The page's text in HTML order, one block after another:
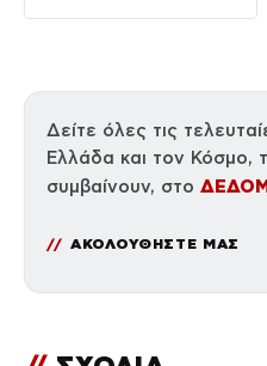
Δείτε όλες τις
Ελλάδα και τον Κόσμο,
συμβαίνουν, στο
ΑΚΟΛΟΥΘΗΣΤΕ ΜΑΣ